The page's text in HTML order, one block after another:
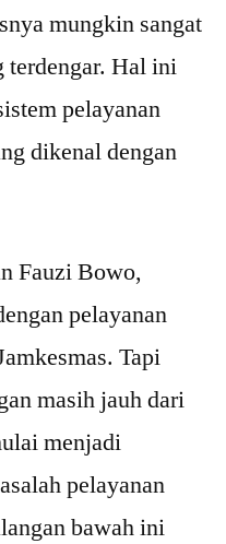
mungkin sangat
terdengar. Hal ini
pelayanan
dikenal dengan
Fauzi Bowo,
pelayanan
Tapi
masih jauh dari
menjadi
pelayanan
bawah ini